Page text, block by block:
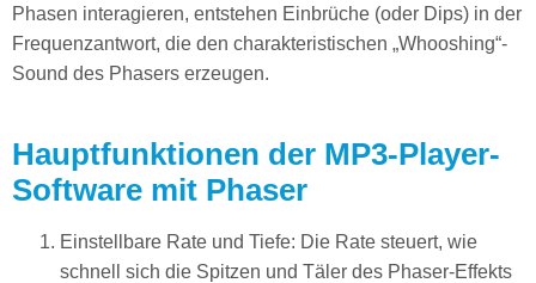
Phasen interagieren, entstehen Einbrüche (oder Dips) in der
Frequenzantwort, die den charakteristischen „Whooshing“-
Sound des Phasers erzeugen.
Hauptfunktionen der MP3-Player-
Software mit Phaser
Einstellbare Rate und Tiefe: Die Rate steuert, wie
schnell sich die Spitzen und Täler des Phaser-Effekts